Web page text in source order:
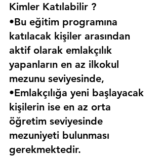
Kimler Katılabilir ?
•Bu eğitim programına
katılacak kişiler arasından
aktif olarak emlakçılık
yapanların en az ilkokul
mezunu seviyesinde,
•Emlakçılığa yeni başlayacak
kişilerin ise en az orta
öğretim seviyesinde
mezuniyeti bulunması
gerekmektedir.